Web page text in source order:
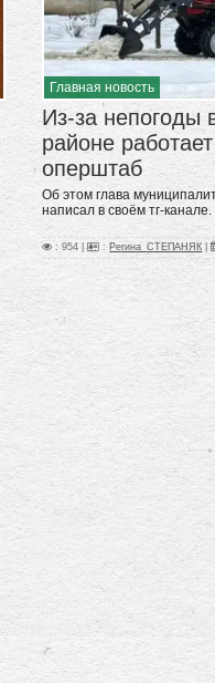
Главная новость
Из-за непогоды
районе
оперштаб
Об этом глава
написал в своём тг-канале.
: 954 | : Регина_СТЕПАНЯК |